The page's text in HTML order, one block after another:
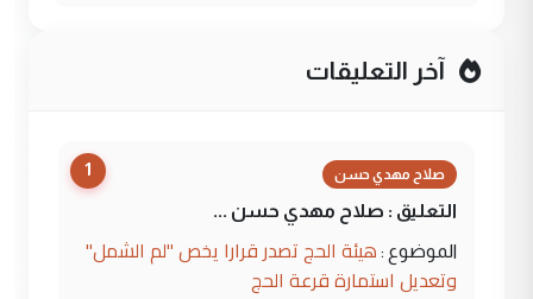
آخر التعليقات
1 صلاح مهدي حسن
التعليق : صلاح مهدي حسن ...
الموضوع : هيئة الحج تصدر قرارا يخص "لم الشمل"
وتعديل استمارة قرعة الحج